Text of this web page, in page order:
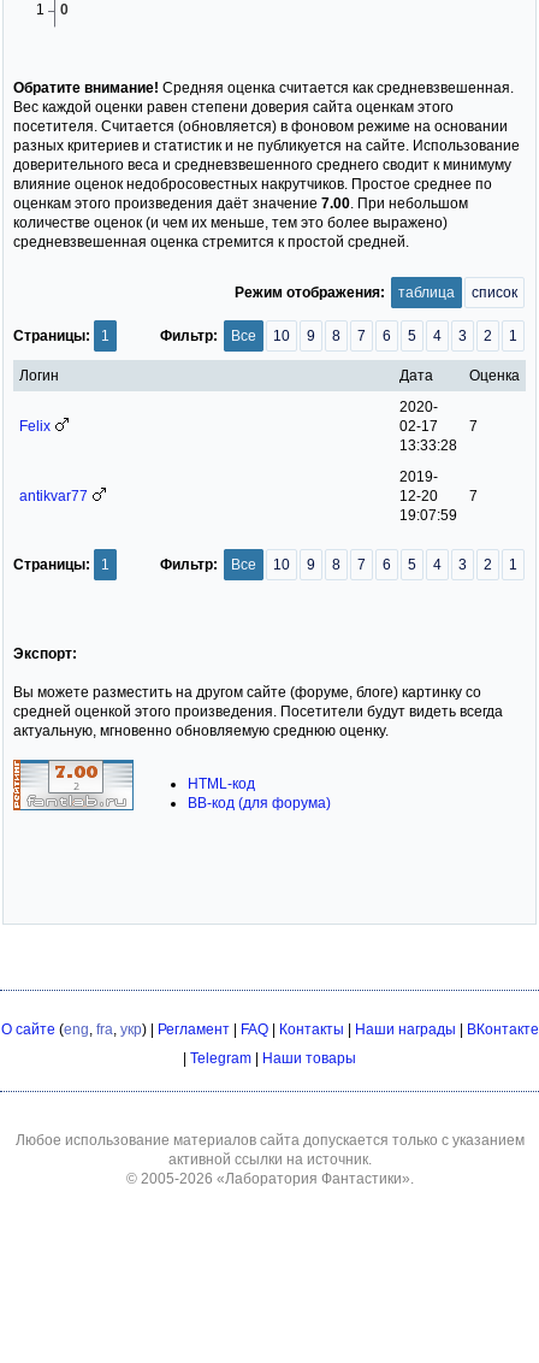
Обратите внимание! Средняя оценка считается как средневзвешенная.
Вес каждой оценки равен степени доверия сайта оценкам этого
посетителя. Считается (обновляется) в фоновом режиме на основании
разных критериев и статистик и не публикуется на сайте. Использование
доверительного веса и средневзвешенного среднего сводит к минимуму
влияние оценок недобросовестных накрутчиков. Простое среднее по
оценкам этого произведения даёт значение 7.00 . При небольшом
количестве оценок (и чем их меньше, тем это более выражено)
средневзвешенная оценка стремится к простой средней.
Режим отображения: таблица список
Все 10 9 8 7 6 5 4 3 2 1
Фильтр:
Страницы: 1
Логин Дата Оценка
Felix
2020-
02-17
13:33:28
7
antikvar77
2019-
12-20
19:07:59
7
Все 10 9 8 7 6 5 4 3 2 1
Фильтр:
Страницы: 1
Экспорт:
Вы можете разместить на другом сайте (форуме, блоге) картинку со
средней оценкой этого произведения. Посетители будут видеть всегда
актуальную, мгновенно обновляемую среднюю оценку.
HTML-код
BB-код (для форума)
О сайте (eng fra укр) | Регламент| FAQ| Контакты | Наши награды | ВКонтакте
| Telegram | Наши товары
Любое использование материалов сайта допускается только с указанием
активной ссылки на источник.
© 2005-2026 «Лаборатория Фантастики»